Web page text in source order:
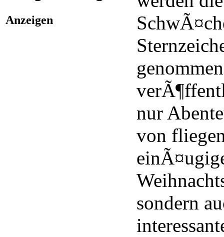
Anzeigen
nur
von
sondern